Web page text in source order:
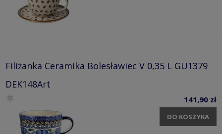
Filiżanka Ceramika Bolesławiec V 0,35 L GU1379
DEK148Art
141,90 zł
DO KOSZYKA